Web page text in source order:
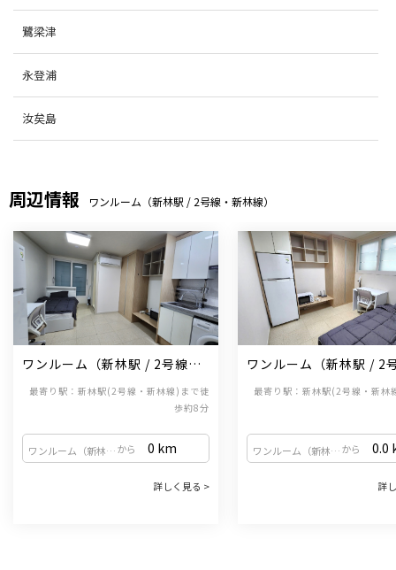
鷺梁津
永登浦
汝矣島
周辺情報 ワンルーム（新林駅 / 2号線・新林線）
ワンルーム（新林駅 / 2号線・
新林線）
最寄り駅：新林駅(2号線・新林線)まで徒
歩約8分
ワンルーム（新林駅 / 2号線・新林線）から 0 km
詳しく見る >
ワンルーム（新林駅 / 2
新林線）
最寄り駅：新林駅(2号線・新林
ワンルーム（新林駅 / 2号線・新林線）から 0.0
詳